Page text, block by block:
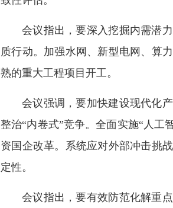
会议指出，要深入挖掘内需潜
质行动。加强水网、新型电网、算
熟的重大工程项目开工。
会议强调，要加快建设现代化
整治“内卷式”竞争。全面实施“人工
资国企改革。系统应对外部冲击挑
定性。
会议指出，要有效防范化解重